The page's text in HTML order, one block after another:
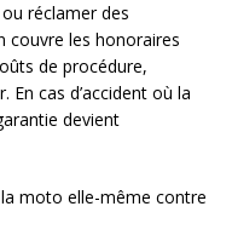
réclamer des
couvre les honoraires
de procédure,
cas d’accident où la
devient
moto elle-même contre